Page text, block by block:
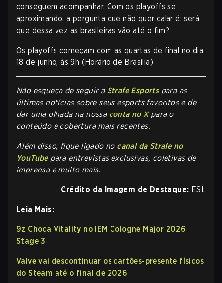
conseguem acompanhar. Com os playoffs se
aproximando, a pergunta que não quer calar é: será
que dessa vez as brasileiras vão até o fim?
Os playoffs começam com as quartas de final no dia
18 de junho, às 9h (Horário de Brasília)
Não esqueça de seguir a Strafe Esports para as
últimas notícias sobre seus esports favoritos e de
dar uma olhada na nossa conta no X para o
conteúdo e cobertura mais recentes.
Além disso, fique ligado no canal da Strafe no
YouTube para entrevistas exclusivas, coletivas de
imprensa e muito mais.
Crédito da Imagem de Destaque: ESL
Leia Mais:
9z Choca Vitality no IEM Cologne Major 2026
Stage 3
Valve vai descontinuar os cartões-presente físicos
do Steam até o final de 2026